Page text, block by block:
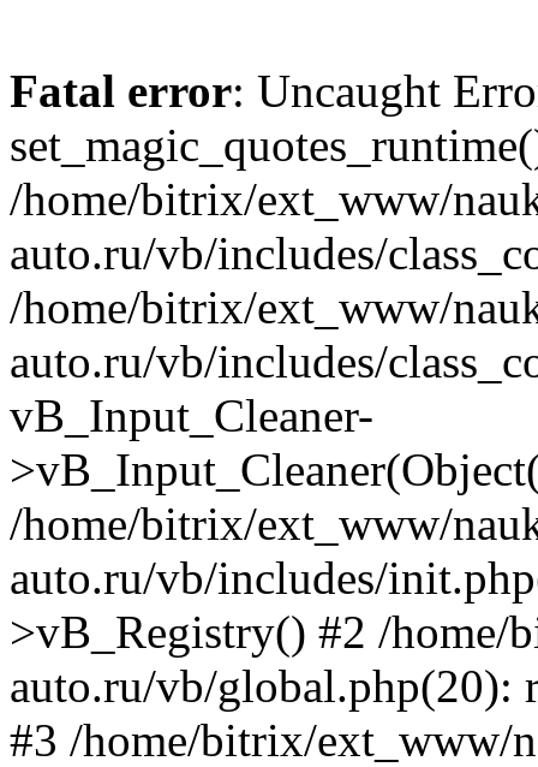
Fatal error: Uncaught
/home/bitrix/ext_www/
auto.ru/vb/includes/
/home/bitrix/ext_www/
auto.ru/vb/includes/
vB_Input_Cleaner-
/home/bitrix/ext_www/
auto.ru/vb/includes/
>vB_Registry() #2 /home/
auto.ru/vb/global.php(20):
#3 /home/bitrix/ext_www/